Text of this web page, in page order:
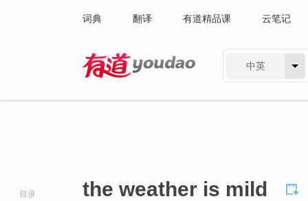
词典 翻译 有道精品课 云笔记
中英
目录 the weather is mild